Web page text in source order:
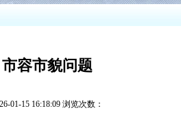
市容市貌问题
01-15 16:18:09 浏览次数：